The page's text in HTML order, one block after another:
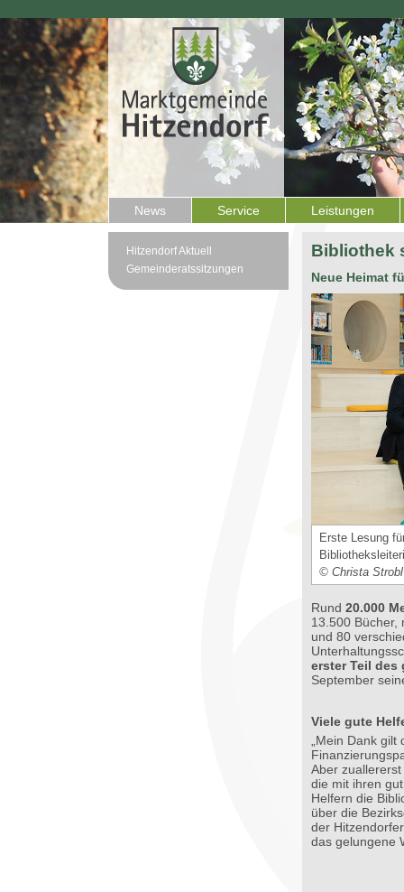
News Service Leistungen
Hitzendorf Aktuell
Gemeinderatssitzungen
Bibliothek
Neue Heimat
Erste Lesung
© Christa Strobl
Rund 20.000
13.500 Bücher,
und 80
erster Teil des
September
Viele gute
„Mein Dank
Aber
die mit ihren
Helfern die
über die
der
das gelungene